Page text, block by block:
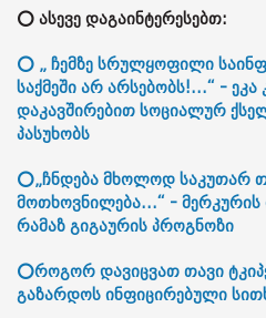
⭕ ასევე დაგაინტერესებთ:
⭕ „ ჩემზე სრულყოფილი
საქმეში არ არსებობს!...“ - ეკა
დაკავშირებით სოციალურ
პასუხობს
⭕„ჩნდება მხოლოდ საკუთარ
მოთხოვნილება...“ - მერკურის
რამაზ გიგაურის პროგნოზი
⭕როგორ დავიცვათ თავი
გაზარდოს ინფიცირებული